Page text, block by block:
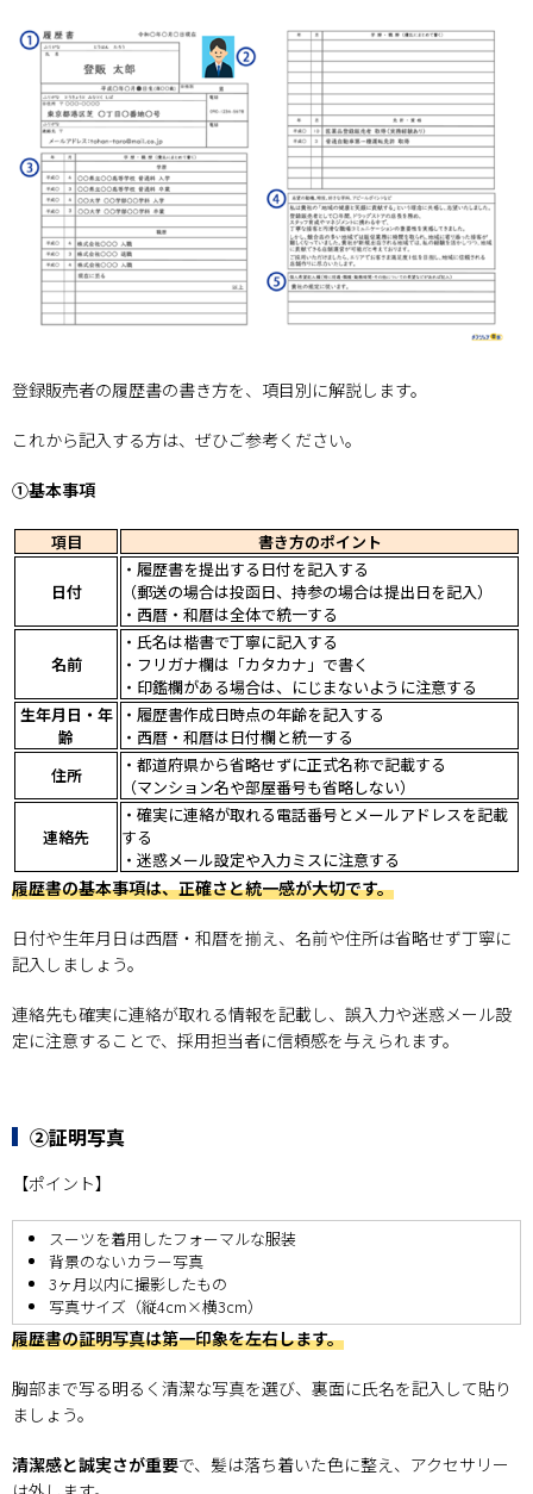
登録販売者の履歴書の書き方を、項目別に解説します。
これから記入する方は、ぜひご参考ください。
①基本事項
項目 書き方のポイント
日付
・履歴書を提出する日付を記入する
（郵送の場合は投函日、持参の場合は提出日を記入）
・西暦・和暦は全体で統一する
名前
・氏名は楷書で丁寧に記入する
・フリガナ欄は「カタカナ」で書く
・印鑑欄がある場合は、にじまないように注意する
生年月日・年
齢
・履歴書作成日時点の年齢を記入する
・西暦・和暦は日付欄と統一する
住所
・都道府県から省略せずに正式名称で記載する
（マンション名や部屋番号も省略しない）
連絡先
・確実に連絡が取れる電話番号とメールアドレスを記載
する
・迷惑メール設定や入力ミスに注意する
履歴書の基本事項は、正確さと統一感が大切です。
日付や生年月日は西暦・和暦を揃え、名前や住所は省略せず丁寧に
記入しましょう。
連絡先も確実に連絡が取れる情報を記載し、誤入力や迷惑メール設
定に注意することで、採用担当者に信頼感を与えられます。
②証明写真
【ポイント】
スーツを着用したフォーマルな服装
背景のないカラー写真
3ヶ月以内に撮影したもの
写真サイズ（縦4cm×横3cm）
履歴書の証明写真は第一印象を左右します。
胸部まで写る明るく清潔な写真を選び、裏面に氏名を記入して貼り
ましょう。
清潔感と誠実さが重要で、髪は落ち着いた色に整え、アクセサリー